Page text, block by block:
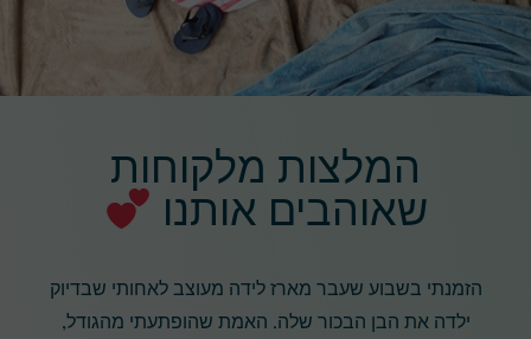
המלצות מלקוחות
שאוהבים אותנו
הזמנתי בשבוע שעבר מארז לידה מעוצב לאחותי שבדיוק
ילדה את הבן הבכור שלה. האמת שהופתעתי מהגודל,